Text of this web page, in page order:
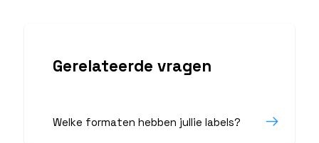
Gerelateerde vragen
Welke formaten hebben jullie labels?